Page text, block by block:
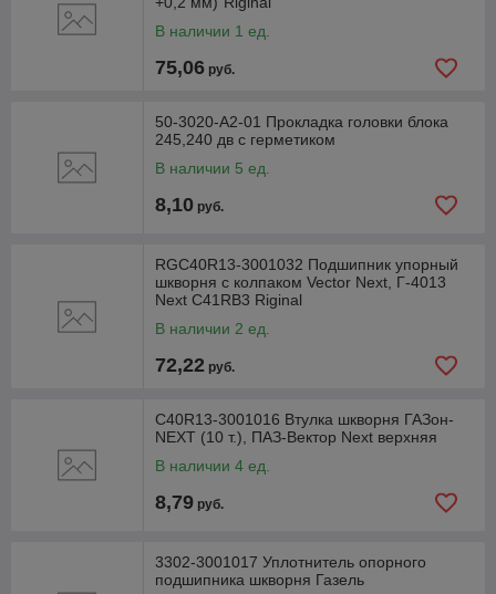
В наличии 1 ед.
75,06 руб.
50-3020-А2-01 Прокладка головки блока
245,240 дв с герметиком
В наличии 5 ед.
8,10 руб.
RGC40R13-3001032 Подшипник упорный
шкворня с колпаком Vector Next, Г-4013
Next С41RВ3 Riginal
В наличии 2 ед.
72,22 руб.
С40R13-3001016 Втулка шкворня ГАЗон-
NEXT (10 т.), ПАЗ-Вектор Next верхняя
В наличии 4 ед.
8,79 руб.
3302-3001017 Уплотнитель опорного
подшипника шкворня Газель